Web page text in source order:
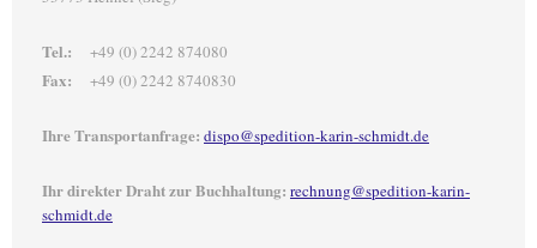
Tel.: +49 (0) 2242 874080
Fax: +49 (0) 2242 8740830
Ihre Transportanfrage: dispo@spedition-karin-schmidt.de
Ihr direkter Draht zur Buchhaltung: rechnung@spedition-karin-
schmidt.de